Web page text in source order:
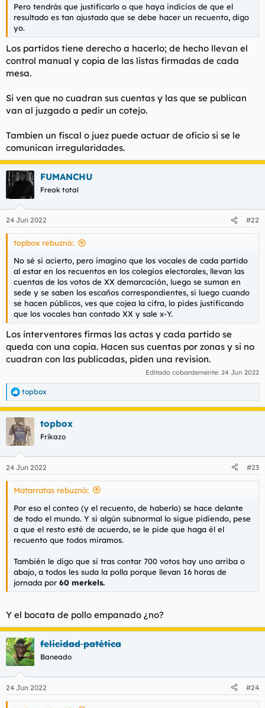
Pero tendrás que justificarlo o que haya indicios de que el
resultado es tan ajustado que se debe hacer un recuento, digo
yo.
Los partidos tiene derecho a hacerlo; de hecho llevan el
control manual y copia de las listas firmadas de cada
mesa.
Si ven que no cuadran sus cuentas y las que se publican
van al juzgado a pedir un cotejo.
Tambien un fiscal o juez puede actuar de oficio si se le
comunican irregularidades.
FUMANCHU
Freak total
24 Jun 2022 #22
topbox rebuznó:
No sé si acierto, pero imagino que los vocales de cada partido
al estar en los recuentos en los colegios electorales, llevan las
cuentas de los votos de XX demarcación, luego se suman en
sede y se saben los escaños correspondientes, si luego cuando
se hacen públicos, ves que cojea la cifra, lo pides justificando
que los vocales han contado XX y sale x-Y.
Los interventores firmas las actas y cada partido se
queda con una copia. Hacen sus cuentas por zonas y si no
cuadran con las publicadas, piden una revision.
Editado cobardemente: 24 Jun 2022
R
e
a
c
c
i
e
s
topbox
topbox
Frikazo
24 Jun 2022 #23
Matarratas rebuznó:
Por eso el conteo (y el recuento, de haberlo) se hace delante
de todo el mundo. Y si algún subnormal lo sigue pidiendo, pese
a que el resto esté de acuerdo, se le pide que haga él el
recuento que todos miramos.
También le digo que si tras contar 700 votos hay uno arriba o
abajo, a todos les suda la polla porque llevan 16 horas de
jornada por 60 merkels.
Y el bocata de pollo empanado ¿no?
felicidad patética
Baneado
24 Jun 2022 #24